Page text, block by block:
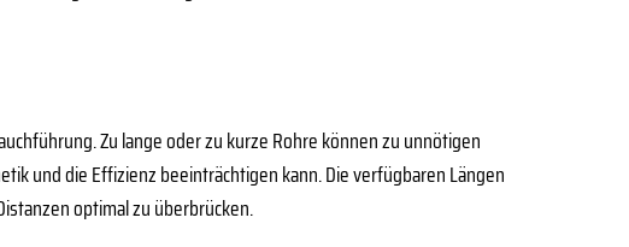
Zu lange oder zu kurze Rohre können zu unnötigen
und die Effizienz beeinträchtigen kann. Die verfügbaren Längen
optimal zu überbrücken.